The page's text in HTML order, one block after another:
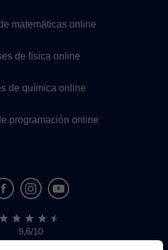
matemáticas online
de física online
de química online
programación online
9,6/10
1.339.284